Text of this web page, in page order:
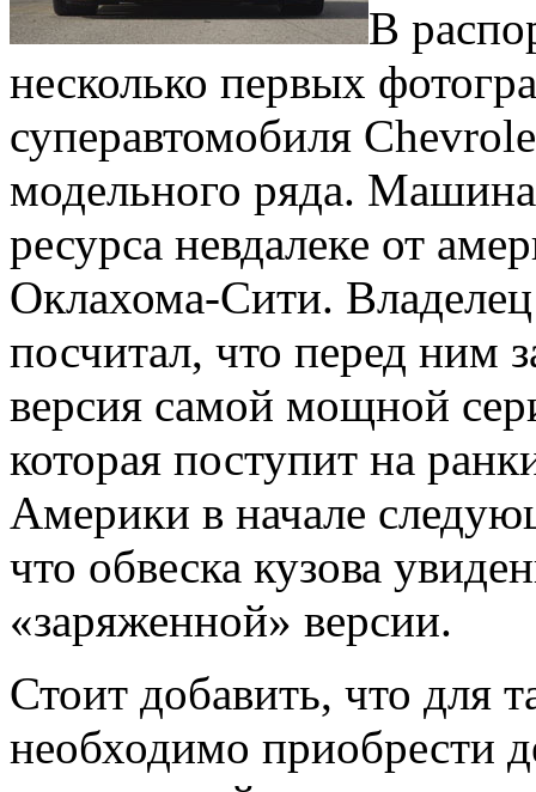
В
несколько первых
суперавтомобиля
модельного ряда.
ресурса невдалеке от
Оклахома-Сити.
посчитал, что перед ним
версия самой мощной
которая поступит на
Америки в начале
что обвеска кузова
«заряженной» версии.
Стоит добавить, что для
необходимо приобрести